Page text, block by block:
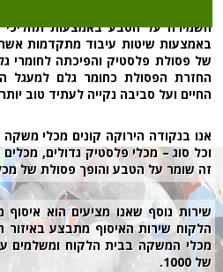
הנקודה הירוקה הינה ארגון
השמירה על הטבע באמצעות תהליכי
באמצעות שיטות עיבוד מתקדמות
של פסולת פלסטיק והפיכתה לחומרי
החזרת הפסולת כחומר גלם למעגל
החיים ועל סביבה נקייה לעתיד טוב
אנו בנקודה הירוקה קונים מכלי משקה
וכל סוג – מכלי פלסטיק גדולים, מכלים
זה שומר על הטבע והופך פסולת של
שירות נוסף שאנו מציעים הוא
הלקוח שירות האיסוף מתבצע באיזור
מכלי המשקה בבית הלקוח ומשלמים
של 1000.